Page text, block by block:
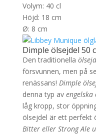
Volym: 40 cl
Höjd: 18 cm
Ø: 8 cm
Dimple ölsejdel 50
Den traditionella
försvunnen, men på
renässans! Dimple
denna typ av engelska
låg kropp, stor
ölsejdel är ett perfekt
Bitter eller Strong Ale